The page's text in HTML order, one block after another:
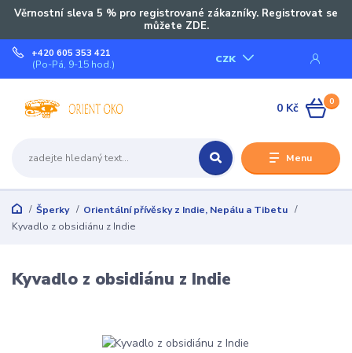
Věrnostní sleva 5 % pro registrované zákazníky. Registrovat se
můžete ZDE.
Menu
CZK
+420 605 353 421
(Po-Pá, 9-15 hod.)
0
0 Kč
Šperky
Orientální přívěsky z Indie, Nepálu a Tibetu
Kyvadlo z obsidiánu z Indie
Kyvadlo z obsidiánu z Indie